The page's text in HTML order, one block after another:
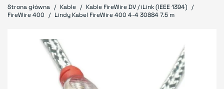
Strona główna Kable
Kable FireWire DV / iLink (IEEE 1394)
FireWire 400
Lindy Kabel FireWire 400 4-4 30884 7.5 m